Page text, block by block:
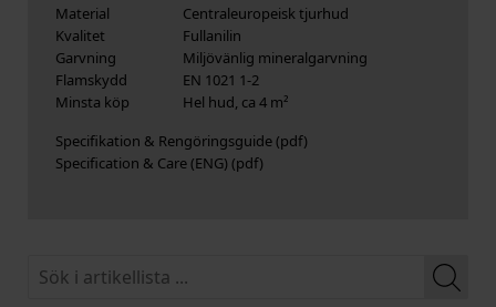
Material
Centraleuropeisk tjurhud
Kvalitet
Fullanilin
Garvning
Miljövänlig mineralgarvning
Flamskydd
EN 1021 1-2
Minsta köp
Hel hud, ca 4 m²
Specifikation & Rengöringsguide
Specification & Care (ENG)